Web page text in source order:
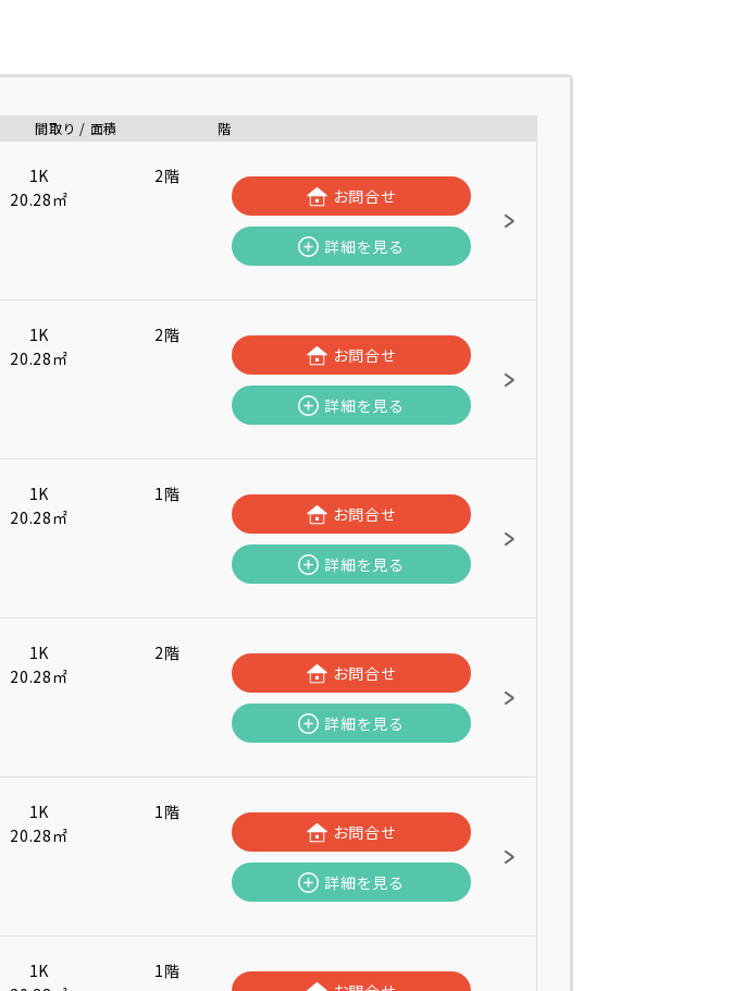
間取り / 面積 階
1K
20.28㎡
2階
お問合せ
詳細を見る
1K
20.28㎡
2階
お問合せ
詳細を見る
1K
20.28㎡
1階
お問合せ
詳細を見る
1K
20.28㎡
2階
お問合せ
詳細を見る
1K
20.28㎡
1階
お問合せ
詳細を見る
1K
1階